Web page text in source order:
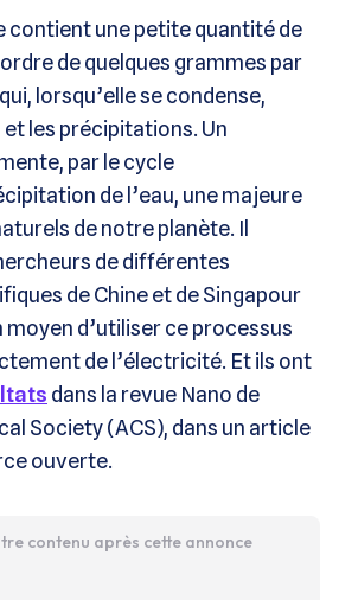
contient une petite quantité de
de quelques grammes par
lorsqu’elle se condense,
les précipitations. Un
par le cycle
de l’eau, une majeure
de notre planète. Il
de différentes
de Chine et de Singapour
d’utiliser ce processus
de l’électricité. Et ils ont
dans la revue Nano de
Society (ACS), dans un article
ouverte.
contenu après cette annonce